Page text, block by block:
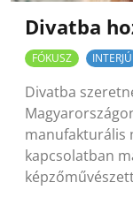
Divatba
FÓKUSZ INTERJÚ
Divatba
manufakturális
kapcsolatban